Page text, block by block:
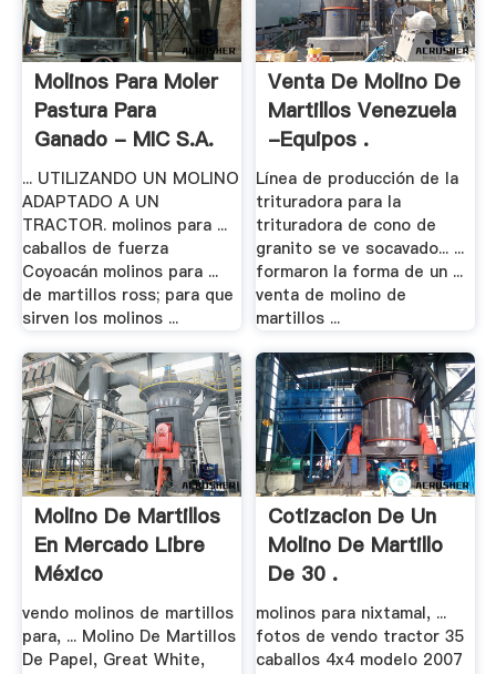
Molinos Para Moler
Pastura Para
Ganado - MIC S.A.
... UTILIZANDO UN MOLINO
ADAPTADO A UN
TRACTOR. molinos para ...
caballos de fuerza
Coyoacán molinos para ...
de martillos ross; para que
sirven los molinos ...
Venta De Molino De
Martillos Venezuela
-equipos .
Línea de producción de la
trituradora para la
trituradora de cono de
granito se ve socavado... ...
formaron la forma de un ...
venta de molino de
martillos ...
Molino De Martillos
En Mercado Libre
México
vendo molinos de martillos
para, ... Molino De Martillos
De Papel, Great White,
Cotizacion De Un
Molino De Martillo
De 30 .
molinos para nixtamal, ...
fotos de vendo tractor 35
caballos 4x4 modelo 2007